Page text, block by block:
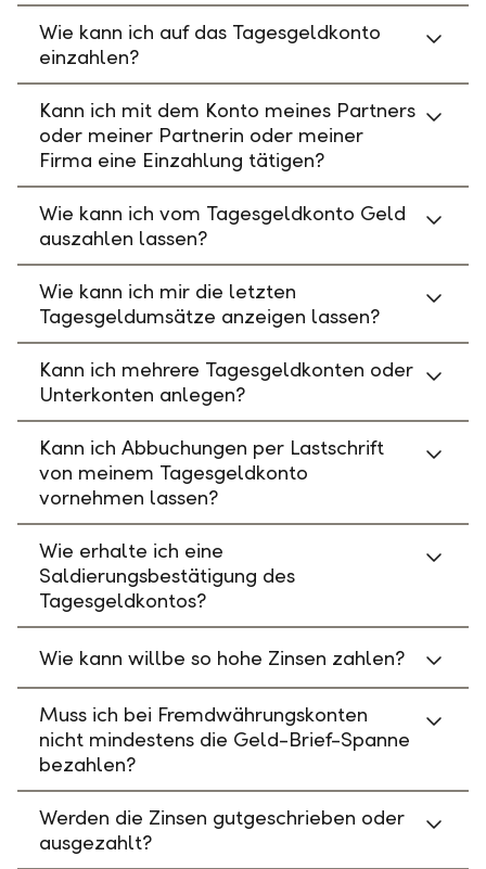
Wie kann ich auf das Tagesgeldkonto
einzahlen?
Kann ich mit dem Konto meines Partners
oder meiner Partnerin oder meiner
Firma eine Einzahlung tätigen?
Wie kann ich vom Tagesgeldkonto Geld
auszahlen lassen?
Wie kann ich mir die letzten
Tagesgeldumsätze anzeigen lassen?
Kann ich mehrere Tagesgeldkonten oder
Unterkonten anlegen?
Kann ich Abbuchungen per Lastschrift
von meinem Tagesgeldkonto
vornehmen lassen?
Wie erhalte ich eine
Saldierungsbestätigung des
Tagesgeldkontos?
Wie kann willbe so hohe Zinsen zahlen?
Muss ich bei Fremdwährungskonten
nicht mindestens die Geld-Brief-Spanne
bezahlen?
Werden die Zinsen gutgeschrieben oder
ausgezahlt?